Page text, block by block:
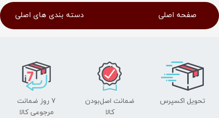
صفحه اصلی دسته بندی های اصلی
تحویل اکسپرس
ضمانت اصل‌بودن
کالا
7 روز ضمانت
مرجوعی کالا